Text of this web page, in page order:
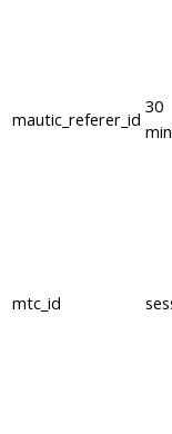
mautic_referer_id
30
mtc_id